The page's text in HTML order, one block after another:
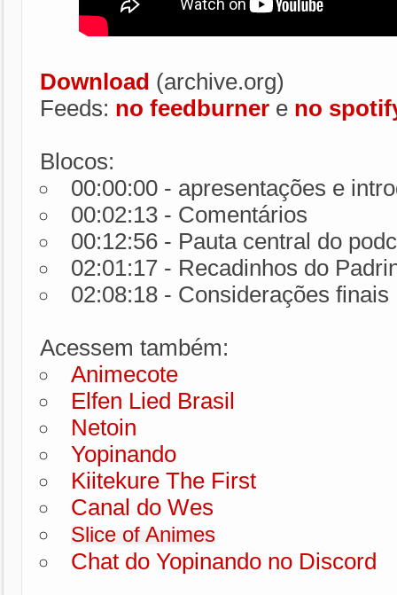
Download (archive.org)
Feeds: no feedburner e no
Blocos:
00:00:00 - apresentações e
00:02:13 - Comentários
00:12:56 - Pauta central do
02:01:17 - Recadinhos do
02:08:18 - Considerações finais
Acessem também:
Animecote
Elfen Lied Brasil
Netoin
Yopinando
Kiitekure The First
Canal do Wes
Slice of Animes
Chat do Yopinando no Discord